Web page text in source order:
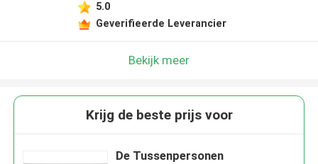
5.0
Geverifieerde Leverancier
Bekijk meer
Krijg de beste prijs voor
De Tussenpersonen